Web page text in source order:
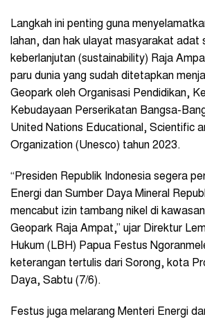
Langkah ini penting guna
lahan, dan hak ulayat masyarakat adat
keberlanjutan (sustainability) Raja
paru dunia yang sudah ditetapkan
Geopark oleh Organisasi Pendidikan,
Kebudayaan Perserikatan Bangsa-
United Nations Educational, Scientific
Organization (Unesco) tahun 2023.
“Presiden Republik Indonesia segera
Energi dan Sumber Daya Mineral
mencabut izin tambang nikel di
Geopark Raja Ampat,” ujar Direktur
Hukum (LBH) Papua Festus
keterangan tertulis dari Sorong, kota
Daya, Sabtu (7/6).
Festus juga melarang Menteri Energi